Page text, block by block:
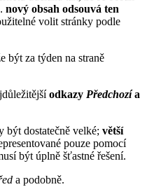
nový obsah odsouvá ten
volit stránky podle
být za týden na straně
odkazy Předchozía
být dostatečně velké; větší
pouze pomocí
být úplně šťastné řešení.
a podobně.